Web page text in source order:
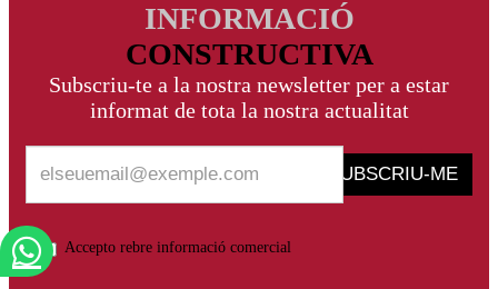
INFORMACIÓ
CONSTRUCTIVA
Subscriu-te a la nostra newsletter per a estar
informat de tota la nostra actualitat
SUBSCRIU-ME
Accepto rebre informació comercial